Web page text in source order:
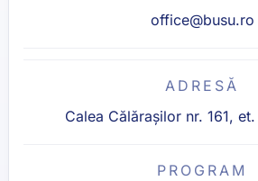
office@busu.ro
ADRESĂ
Calea Călărașilor nr. 161,
PROGRAM